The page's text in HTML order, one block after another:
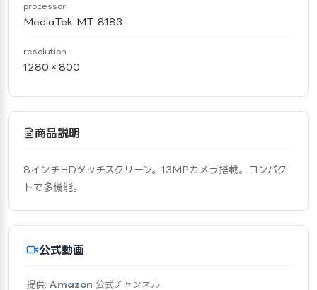
processor
MediaTek MT 8183
resolution
1280×800
商品説明
8インチHDタッチスクリーン。13MPカメラ搭載。コンパク
トで多機能。
公式動画
提供: Amazon 公式チャンネル